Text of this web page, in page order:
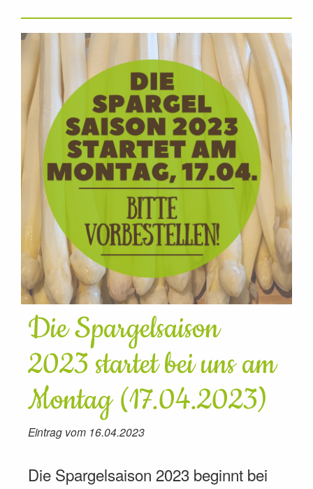
Die Spargelsaison
2023 startet bei uns am
Montag (17.04.2023)
Eintrag vom 16.04.2023
Die Spargelsaison 2023 beginnt bei